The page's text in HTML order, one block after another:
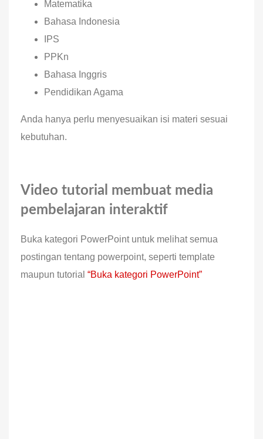
Matematika
Bahasa Indonesia
IPS
PPKn
Bahasa Inggris
Pendidikan Agama
Anda hanya perlu menyesuaikan isi materi sesuai
kebutuhan.
Video tutorial membuat media
pembelajaran interaktif
Buka kategori PowerPoint untuk melihat semua
postingan tentang powerpoint, seperti template
maupun tutorial “Buka kategori PowerPoint”